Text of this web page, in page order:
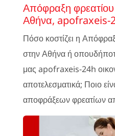
Απόφραξη
Αθήνα, apofraxeis-
Πόσο κοστίζει η
στην Αθήνα ή
μας apofraxeis-24h
αποτελεσματικά; Ποιο
αποφράξεων φρεατίων